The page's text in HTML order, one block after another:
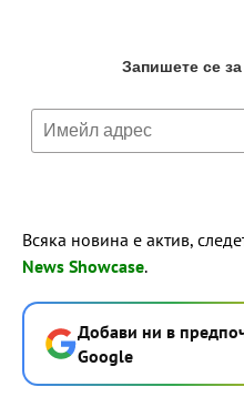
Всяка новина е актив,
News Showcase.
Добави ни в
Google